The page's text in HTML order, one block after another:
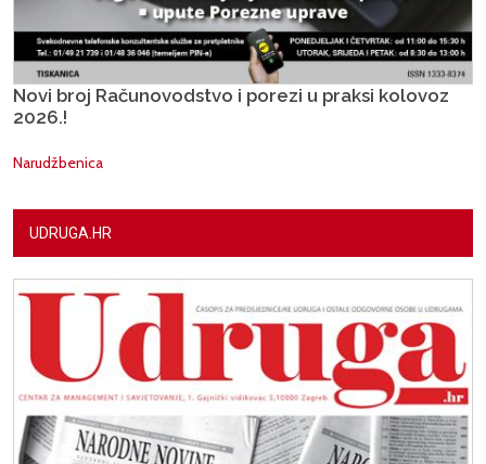
Novi broj Računovodstvo i porezi u praksi kolovoz
2026.!
Narudžbenica
UDRUGA.HR